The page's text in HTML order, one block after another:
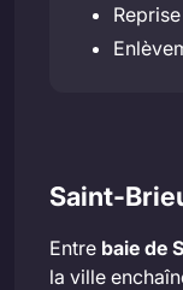
Saint-
Entre baie de
la ville